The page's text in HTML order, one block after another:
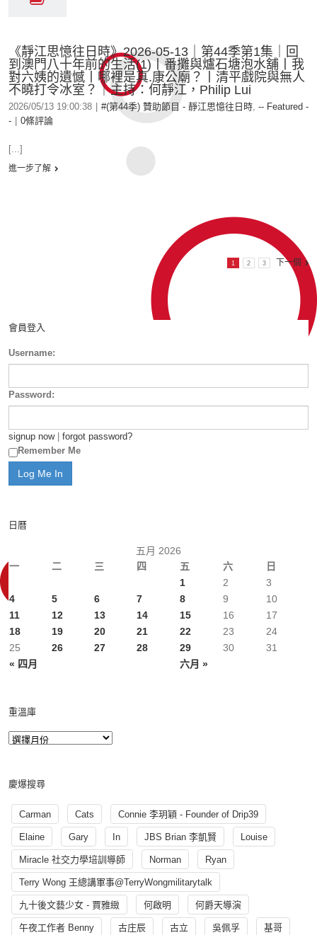
《靜江思憶往日時》2026-05-13｜第44季第1集｜回
到澳門八十年前的生活(1)丨番攤與爐石塘泡水舖丨我
對六姨的遺憾丨哪裡是真.康公廟？丨清平戲院與無人
不曉打令冰室？｜主持：何靜江，Philip Lui
2026/05/13 19:00:38 #(第44季) 贊助節目 - 靜江思憶往日時, -- Featured -
-
0條評論
[...]
進一步了解
1 2 3 下一個
會員登入
Username:
Password:
signup now| forgot password?
Remember Me
日曆
五月 2026
一
二 三 四 五 六 日
« 四月 六月 »
1 2
3
4
5 6 7 8 9
10
11
12 13 14 15 16
17
18
19 20 21 22 23
24
25
26 27 28 29 30 31
重溫庫
慶爆搜尋
Carman Cats Connie 李玥穎 - Founder of Drip39
Elaine Gary In JBS Brian 李凱賢 Louise
Miracle 社交力學培訓導師 Norman Ryan
Terry Wong 王總講軍事@TerryWongmilitarytalk
九十後文藝少女 - 賈雅緻 何啟明 何爵天導演
午夜工作者 Benny 古庄辰 古立 吳佩孚 基哥